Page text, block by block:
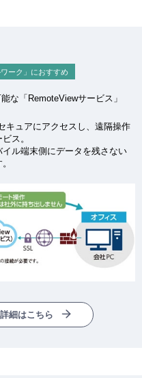
ーク」におすすめ
な「RemoteViewサービス」
キュアにアクセスし、遠隔操作
ス。
ル端末側にデータを残さない
細はこちら